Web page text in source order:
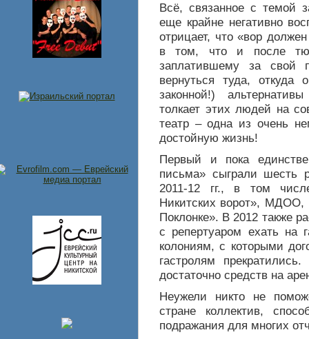
Всё, связанное с темой
еще крайне негативно
отрицает, что «вор
в том, что и после
заплатившему за свой
вернуться туда,
законной!)
толкает этих людей на
театр – одна из очень
достойную жизнь!
Первый и пока
письма» сыграли шесть
2011-12 гг., в том
Никитских ворот»,
Поклонке». В 2012 также
с репертуаром ехать на
колониям, с которыми
гастролям
достаточно средств на
Неужели никто не
стране коллектив,
подражания для многих